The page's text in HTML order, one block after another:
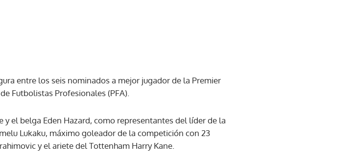
entre los seis nominados a mejor jugador de la Premier
Futbolistas Profesionales (PFA).
el belga Eden Hazard, como representantes del líder de la
Lukaku, máximo goleador de la competición con 23
y el ariete del Tottenham Harry Kane.